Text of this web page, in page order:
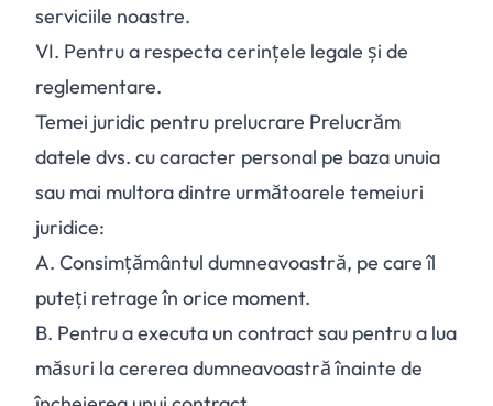
serviciile noastre.
VI. Pentru a respecta cerințele legale și de
reglementare.
Temei juridic pentru prelucrare Prelucrăm
datele dvs. cu caracter personal pe baza unuia
sau mai multora dintre următoarele temeiuri
juridice:
A. Consimțământul dumneavoastră, pe care îl
puteți retrage în orice moment.
B. Pentru a executa un contract sau pentru a lua
măsuri la cererea dumneavoastră înainte de